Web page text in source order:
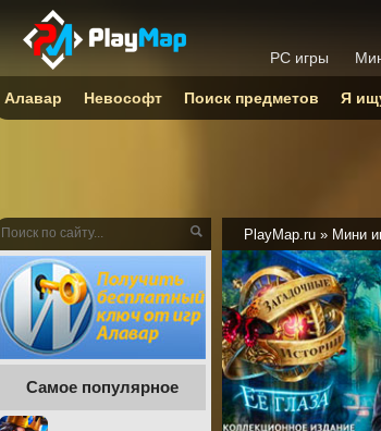
PlayMap.ru » Мини
Самое популярное
PC игры
Алавар Невософт Поиск предметов Я